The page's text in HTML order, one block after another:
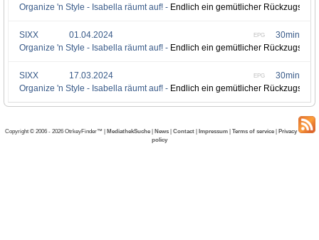
Organize 'n Style - Isabella räumt auf! - Endlich ein gemütlicher Rückzugsort
30min
EPG
SIXX
01.04.2024
Organize 'n Style - Isabella räumt auf! - Endlich ein gemütlicher Rückzugsort
30min
EPG
SIXX
17.03.2024
Organize 'n Style - Isabella räumt auf! - Endlich ein gemütlicher Rückzugsort
Copyright © 2006 - 2026 OtrkeyFinder™ | MediathekSuche | News | Contact | Impressum | Terms of service | Privacy
policy